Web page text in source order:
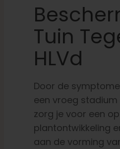
Tuin
HLVd
Door de
een vroeg stadium
zorg je voor een
plantontwikkeling
aan de vorming